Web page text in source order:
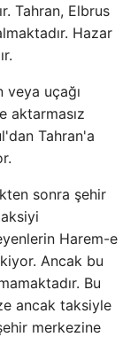
Tahran, Elbrus
Hazar
uçağı
aktarmasız
Tahran'a
sonra şehir
Harem-e
Ancak bu
Bu
ancak taksiyle
merkezine